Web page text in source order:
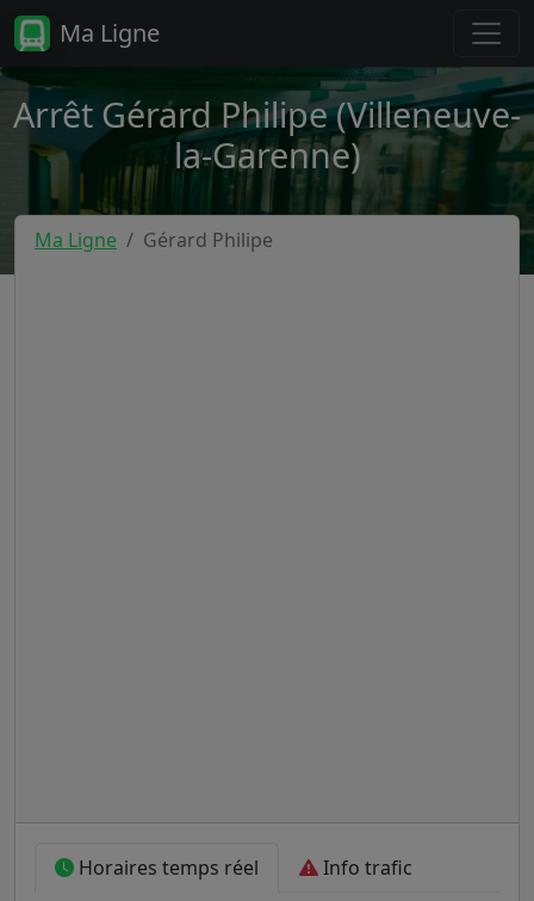
Ma Ligne
Arrêt Gérard Philipe (Villeneuve-
la-Garenne)
Ma Ligne Gérard Philipe
Horaires temps réel Info trafic